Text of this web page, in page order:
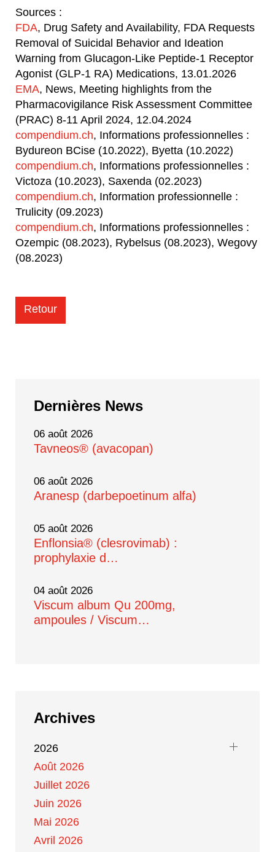
Sources :
FDA, Drug Safety and Availability, FDA Requests
Removal of Suicidal Behavior and Ideation
Warning from Glucagon-Like Peptide-1 Receptor
Agonist (GLP-1 RA) Medications, 13.01.2026
EMA, News, Meeting highlights from the
Pharmacovigilance Risk Assessment Committee
(PRAC) 8-11 April 2024, 12.04.2024
compendium.ch, Informations professionnelles :
Bydureon BCise (10.2022), Byetta (10.2022)
compendium.ch, Informations professionnelles :
Victoza (10.2023), Saxenda (02.2023)
compendium.ch, Information professionnelle :
Trulicity (09.2023)
compendium.ch, Informations professionnelles :
Ozempic (08.2023), Rybelsus (08.2023), Wegovy
(08.2023)
Retour
Dernières News
06 août 2026
Tavneos® (avacopan)
06 août 2026
Aranesp (darbepoetinum alfa)
05 août 2026
Enflonsia® (clesrovimab) :
prophylaxie d…
04 août 2026
Viscum album Qu 200mg,
ampoules / Viscum…
Archives
2026
Août 2026
Juillet 2026
Juin 2026
Mai 2026
Avril 2026